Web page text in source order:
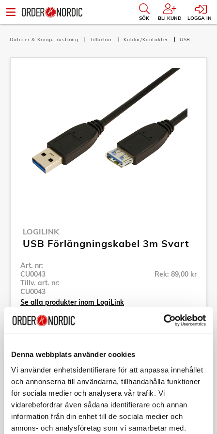
Denna webbplats använder cookies
Vi använder enhetsidentifierare för att anpassa innehållet
och annonserna till användarna, tillhandahålla funktioner
för sociala medier och analysera vår trafik. Vi
vidarebefordrar även sådana identifierare och annan
information från din enhet till de sociala medier och
annons- och analysföretag som vi samarbetar med.
SÖK BLI KUND LOGGA IN
Datorer & Kringutrustning Tillbehör Kablar/Kontakter USB
LOGILINK
USB Förlängningskabel 3m Svart
Art. nr:
CU0043
Tillv. art. nr:
CU0043
Rek: 89,00 kr
Se alla produkter inom LogiLink
Beskrivning
Tillv. art. nr:CU0043
EAN-kod:
4052792001068